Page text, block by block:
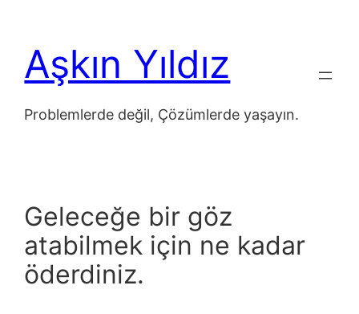
Aşkın Yıldız
Problemlerde değil, Çözümlerde yaşayın.
Geleceğe bir göz
atabilmek için ne kadar
öderdiniz.